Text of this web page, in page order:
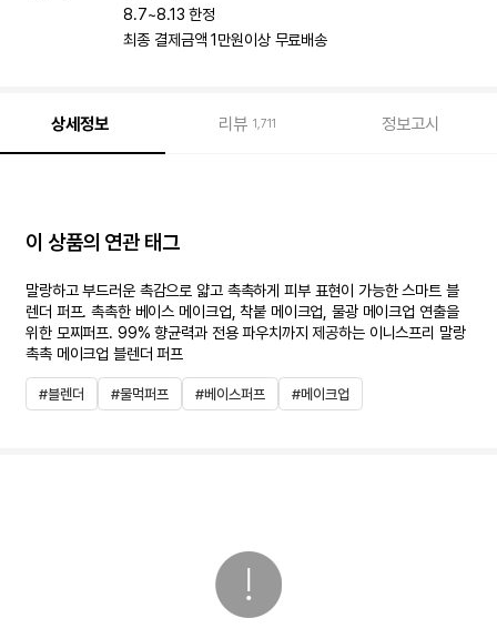
8.7~8.13 한정
최종 결제금액 1만원이상 무료배송
상세정보 리뷰 1,711 정보고시
이 상품의 연관 태그
말랑하고 부드러운 촉감으로 얇고 촉촉하게 피부 표현이 가능한 스마트 블
렌더 퍼프. 촉촉한 베이스 메이크업, 착붙 메이크업, 물광 메이크업 연출을
위한 모찌퍼프. 99% 향균력과 전용 파우치까지 제공하는 이니스프리 말랑
촉촉 메이크업 블렌더 퍼프
#블렌더 #물먹퍼프 #베이스퍼프 #메이크업